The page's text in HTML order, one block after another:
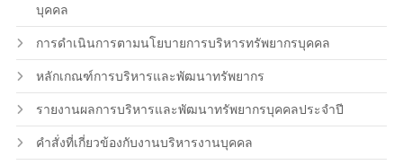
บุคคล
การดำเนินการตามนโยบายการบริหารทรัพยากรบุคคล
หลักเกณฑ์การบริหารและพัฒนาทรัพยากร
รายงานผลการบริหารและพัฒนาทรัพยากรบุคคลประจำปี
คำสั่งที่เกี่ยวข้องกับงานบริหารงานบุคคล